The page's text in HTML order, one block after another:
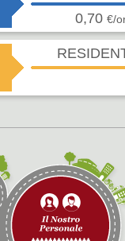
0,70 €/